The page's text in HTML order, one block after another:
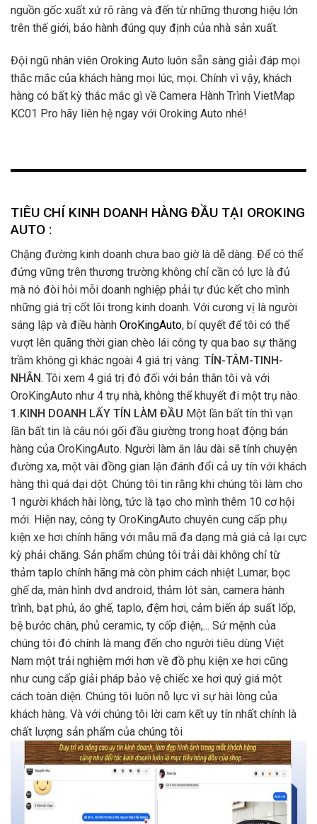
nguồn gốc xuất xứ rõ ràng và đến từ những thương hiệu lớn
trên thế giới, bảo hành đúng quy định của nhà sản xuất.
Đội ngũ nhân viên Oroking Auto luôn sẵn sàng giải đáp mọi
thắc mắc của khách hàng mọi lúc, mọi. Chính vì vậy, khách
hàng có bất kỳ thắc mắc gì về Camera Hành Trình VietMap
KC01 Pro hãy liên hệ ngay với Oroking Auto nhé!
TIÊU CHÍ KINH DOANH HÀNG ĐẦU TẠI OROKING
AUTO :
Chặng đường kinh doanh chưa bao giờ là dễ dàng. Để có thể
đứng vững trên thương trường không chỉ cần có lực là đủ
mà nó đòi hỏi mỗi doanh nghiệp phải tự đúc kết cho mình
những giá trị cốt lõi trong kinh doanh. Với cương vị là người
sáng lập và điều hành OroKingAuto, bí quyết để tôi có thể
vượt lên quãng thời gian chèo lái công ty qua bao sự thăng
trầm không gì khác ngoài 4 giá trị vàng: TÍN-TÂM-TINH-
NHÂN. Tôi xem 4 giá trị đó đối với bản thân tôi và với
OroKingAuto như 4 trụ nhà, không thể khuyết đi một trụ nào.
1.KINH DOANH LẤY TÍN LÀM ĐẦU Một lần bất tín thì vạn
lần bất tin là câu nói gối đầu giường trong hoạt động bán
hàng của OroKingAuto. Người làm ăn lâu dài sẽ tính chuyện
đường xa, một vài đồng gian lận đánh đổi cả uy tín với khách
hàng thì quá dại dột. Chúng tôi tin rằng khi chúng tôi làm cho
1 người khách hài lòng, tức là tạo cho mình thêm 10 cơ hội
mới. Hiện nay, công ty OroKingAuto chuyên cung cấp phụ
kiện xe hơi chính hãng với mẫu mã đa dạng mà giá cả lại cực
kỳ phải chăng. Sản phẩm chúng tôi trải dài không chỉ từ
thảm taplo chính hãng mà còn phim cách nhiệt Lumar, bọc
ghế da, màn hình dvd android, thảm lót sàn, camera hành
trình, bạt phủ, áo ghế, taplo, đệm hơi, cảm biến áp suất lốp,
bệ bước chân, phủ ceramic, ty cốp điện,... Sứ mệnh của
chúng tôi đó chính là mang đến cho người tiêu dùng Việt
Nam một trải nghiệm mới hơn về đồ phụ kiện xe hơi cũng
như cung cấp giải pháp bảo vệ chiếc xe hơi quý giá một
cách toàn diện. Chúng tôi luôn nỗ lực vì sự hài lòng của
khách hàng. Và với chúng tôi lời cam kết uy tín nhất chính là
chất lượng sản phẩm của chúng tôi